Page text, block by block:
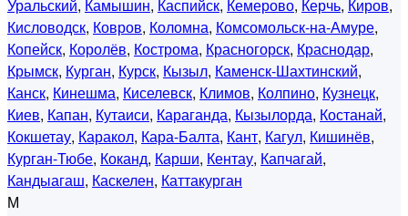
Уральский, Камышин, Каспийск, Кемерово, Керчь, Киров,
Кисловодск, Ковров, Коломна, Комсомольск-на-Амуре,
Копейск, Королёв, Кострома, Красногорск, Краснодар,
Крымск, Курган, Курск, Кызыл, Каменск-Шахтинский,
Канск, Кинешма, Киселевск, Климов, Колпино, Кузнецк,
Киев, Капан, Кутаиси, Караганда, Кызылорда, Костанай,
Кокшетау, Каракол, Кара-Балта, Кант, Кагул, Кишинёв,
Курган-Тюбе, Коканд, Карши, Кентау, Капчагай,
Кандыагаш, Каскелен, Каттакурган
М